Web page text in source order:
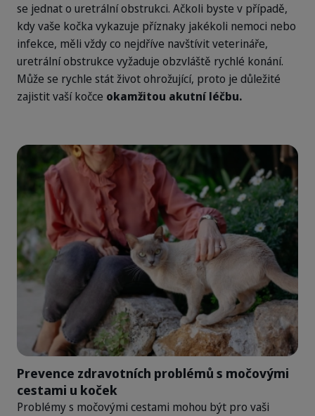
se jednat o uretrální obstrukci. Ačkoli byste v případě,
kdy vaše kočka vykazuje příznaky jakékoli nemoci nebo
infekce, měli vždy co nejdříve navštívit veterináře,
uretrální obstrukce vyžaduje obzvláště rychlé konání.
Může se rychle stát život ohrožující, proto je důležité
zajistit vaší kočce okamžitou akutní léčbu.
Prevence zdravotních problémů s močovými
cestami u koček
Problémy s močovými cestami mohou být pro vaši